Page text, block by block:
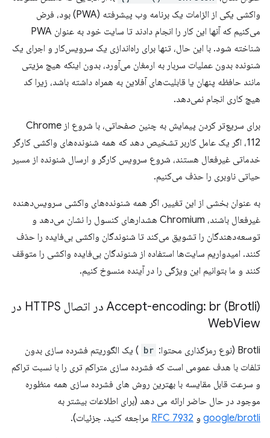
واکشی یکی از الزامات یک برنامه وب پیشرفته (PWA) بود، فرض
می‌کنیم که آنها این کار را انجام دادند تا سایت خود به عنوان PWA
شناخته شود. با این حال، تنها برای راه‌اندازی یک سرویس‌کار و اجرای یک
شنونده بدون عملیات سربار به ارمغان می‌آورد، بدون اینکه هیچ مزیتی
مانند حافظه پنهان یا قابلیت‌های آفلاین به همراه داشته باشد، زیرا کد
هیچ کاری انجام نمی‌دهد.
برای سریع‌تر کردن پیمایش به چنین صفحاتی، با شروع از Chrome
112، اگر یک عامل کاربر تشخیص دهد که همه شنونده‌های واکشی کارگر
خدماتی غیرفعال هستند، شروع سرویس کارگر و ارسال شنونده از مسیر
حیاتی ناوبری را حذف می‌کنیم.
به عنوان بخشی از این تغییر، اگر همه شنونده‌های واکشی سرویس‌دهنده
غیرفعال باشند، Chromium هشدارهای کنسول را نشان می‌دهد و
توسعه‌دهندگان را تشویق می‌کند تا شنوندگان واکشی بی‌فایده را حذف
کنند. امیدواریم سایت‌ها استفاده از شنوندگان بی‌فایده واکشی را متوقف
کنند و ما بتوانیم این ویژگی را در آینده منسوخ کنیم.
Accept-encoding: br (Brotli) در اتصال HTTPS در
WebView
Brotli (نوع رمزگذاری محتوا: br ) یک الگوریتم فشرده سازی بدون
تلفات با هدف عمومی است که فشرده سازی متراکم تری را با نسبت تراکم
و سرعت قابل مقایسه با بهترین روش های فشرده سازی همه منظوره
موجود در حال حاضر ارائه می دهد (برای اطلاعات بیشتر به
google/brotli و RFC 7932 مراجعه کنید. جزئیات).